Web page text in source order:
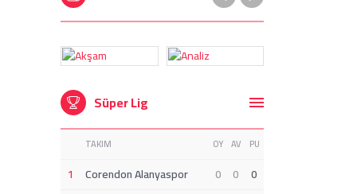
Süper Lig
TAKIM OY AV PU
1 Corendon Alanyaspor 0 0
0